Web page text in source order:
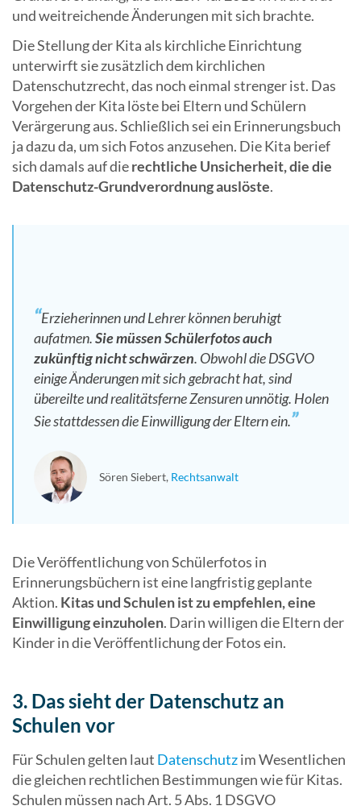
und weitreichende Änderungen mit sich brachte.
Die Stellung der Kita als kirchliche Einrichtung
unterwirft sie zusätzlich dem kirchlichen
Datenschutzrecht, das noch einmal strenger ist. Das
Vorgehen der Kita löste bei Eltern und Schülern
Verärgerung aus. Schließlich sei ein Erinnerungsbuch
ja dazu da, um sich Fotos anzusehen. Die Kita berief
sich damals auf dierechtliche Unsicherheit, die die
Datenschutz-Grundverordnung auslöste.
Erzieherinnen und Lehrer können beruhigt
aufatmen.Sie müssen Schülerfotos auch
zukünftig nicht schwärzen. Obwohl die DSGVO
einige Änderungen mit sich gebracht hat, sind
übereilte und realitätsferne Zensuren unnötig. Holen
Sie stattdessen die Einwilligung der Eltern ein.
Sören Siebert Rechtsanwalt
Die Veröffentlichung von Schülerfotos in
Erinnerungsbüchern ist eine langfristig geplante
Aktion. Kitas und Schulen ist zu empfehlen, eine
Einwilligung einzuholen. Darin willigen die Eltern der
Kinder in die Veröffentlichung der Fotos ein.
3. Das sieht der Datenschutz an
Schulen vor
Für Schulen gelten laut Datenschutzim Wesentlichen
die gleichen rechtlichen Bestimmungen wie für Kitas.
Schulen müssen nach Art. 5 Abs. 1 DSGVO